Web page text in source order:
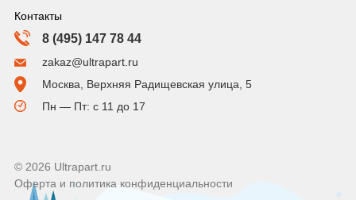
Контакты
8 (495) 147 78 44
zakaz@ultrapart.ru
Москва, Верхняя Радищевская улица, 5
Пн — Пт: с 11 до 17
© 2026 Ultrapart.ru
Оферта и политика конфиденциальности